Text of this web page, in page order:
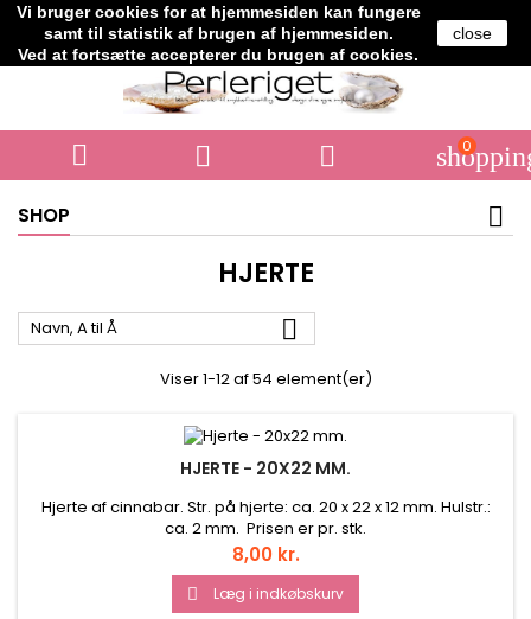
Vi bruger cookies for at hjemmesiden kan fungere
samt til statistik af brugen af hjemmesiden.
Ved at fortsætte accepterer du brugen af cookies.
close
Telefon: +45 61706364
   0
SHOP
HJERTE
Navn, A til Å 
Viser 1-12 af 54 element(er)
HJERTE - 20X22 MM.
Hjerte af cinnabar. Str. på hjerte: ca. 20 x 22 x 12 mm. Hulstr.:
ca. 2 mm. Prisen er pr. stk.
Pris
8,00 kr.
 Læg i indkøbskurv